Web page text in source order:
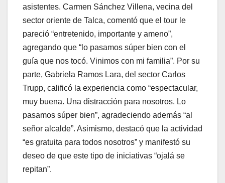
asistentes. Carmen Sánchez Villena, vecina del
sector oriente de Talca, comentó que el tour le
pareció “entretenido, importante y ameno”,
agregando que “lo pasamos súper bien con el
guía que nos tocó. Vinimos con mi familia”. Por su
parte, Gabriela Ramos Lara, del sector Carlos
Trupp, calificó la experiencia como “espectacular,
muy buena. Una distracción para nosotros. Lo
pasamos súper bien”, agradeciendo además “al
señor alcalde”. Asimismo, destacó que la actividad
“es gratuita para todos nosotros” y manifestó su
deseo de que este tipo de iniciativas “ojalá se
repitan”.